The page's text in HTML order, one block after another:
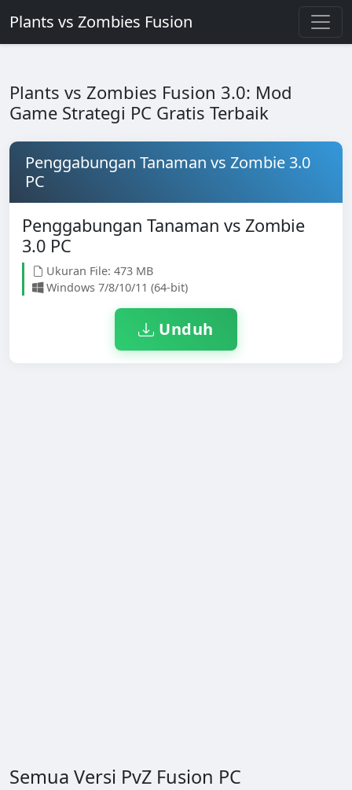
Plants vs Zombies Fusion
Plants vs Zombies Fusion 3.0: Mod
Game Strategi PC Gratis Terbaik
Penggabungan Tanaman vs Zombie 3.0
PC
Penggabungan Tanaman vs Zombie
3.0 PC
Ukuran File: 473 MB
Windows 7/8/10/11 (64-bit)
Unduh
Semua Versi PvZ Fusion PC